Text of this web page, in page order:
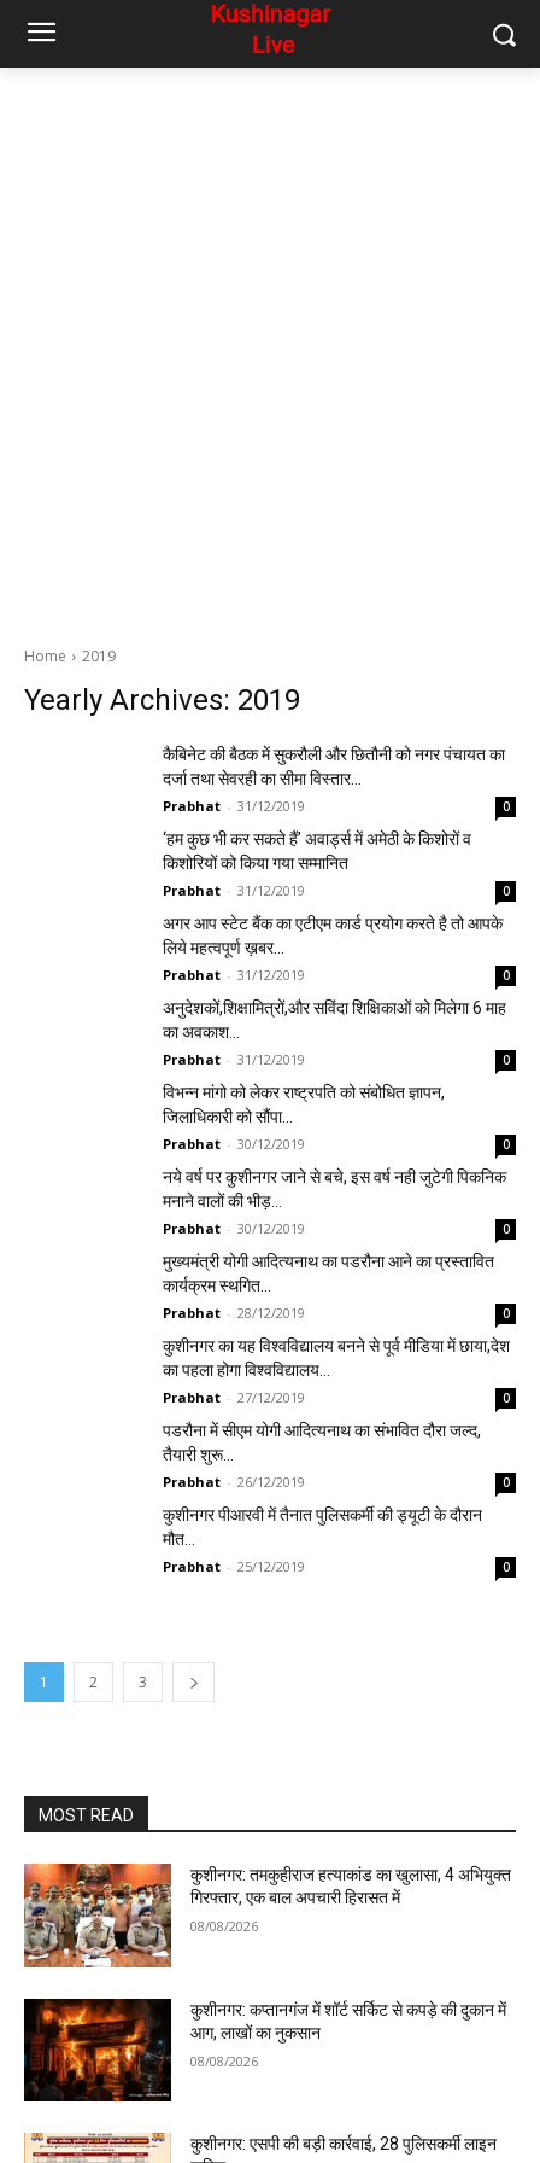
Home 2019
Yearly Archives: 2019
कैबिनेट की बैठक में सुकरौली और छितौनी को नगर पंचायत का
दर्जा तथा सेवरही का सीमा विस्तार…
Prabhat - 31/12/2019 0
‘हम कुछ भी कर सकते हैं’ अवार्ड्स में अमेठी के किशोरों व
किशोरियों को किया गया सम्मानित
Prabhat - 31/12/2019 0
अगर आप स्टेट बैंक का एटीएम कार्ड प्रयोग करते है तो आपके
लिये महत्वपूर्ण ख़बर…
Prabhat - 31/12/2019 0
अनुदेशकों,शिक्षामित्रों,और सविंदा शिक्षिकाओं को मिलेगा 6 माह
का अवकाश…
Prabhat - 31/12/2019 0
विभन्न मांगो को लेकर राष्ट्रपति को संबोधित ज्ञापन,
जिलाधिकारी को सौंपा…
Prabhat - 30/12/2019 0
नये वर्ष पर कुशीनगर जाने से बचे, इस वर्ष नही जुटेगी पिकनिक
मनाने वालों की भीड़…
Prabhat - 30/12/2019 0
मुख्यमंत्री योगी आदित्यनाथ का पडरौना आने का प्रस्तावित
कार्यक्रम स्थगित…
Prabhat - 28/12/2019 0
कुशीनगर का यह विश्वविद्यालय बनने से पूर्व मीडिया में छाया,देश
का पहला होगा विश्वविद्यालय…
Prabhat - 27/12/2019 0
पडरौना में सीएम योगी आदित्यनाथ का संभावित दौरा जल्द,
तैयारी शुरू…
Prabhat - 26/12/2019 0
कुशीनगर पीआरवी में तैनात पुलिसकर्मी की ड्यूटी के दौरान
मौत…
Prabhat - 25/12/2019 0
1 2 3
MOST READ
कुशीनगर: तमकुहीराज हत्याकांड का खुलासा, 4 अभियुक्त
गिरफ्तार, एक बाल अपचारी हिरासत में
08/08/2026
कुशीनगर: कप्तानगंज में शॉर्ट सर्किट से कपड़े की दुकान में
आग, लाखों का नुकसान
08/08/2026
कुशीनगर: एसपी की बड़ी कार्रवाई, 28 पुलिसकर्मी लाइन